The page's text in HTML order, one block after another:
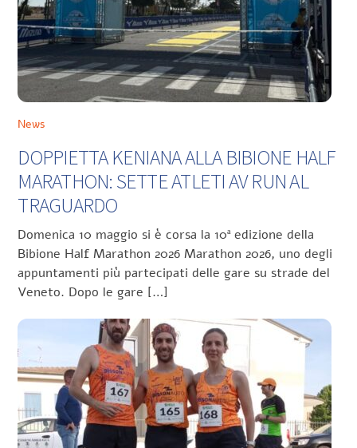
News
DOPPIETTA KENIANA ALLA BIBIONE HALF
MARATHON: SETTE ATLETI AV RUN AL
TRAGUARDO
Domenica 10 maggio si è corsa la 10ª edizione della
Bibione Half Marathon 2026 Marathon 2026, uno degli
appuntamenti più partecipati delle gare su strade del
Veneto. Dopo le gare […]